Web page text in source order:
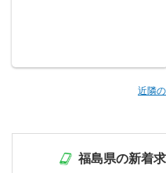
近隣
福島県の新着